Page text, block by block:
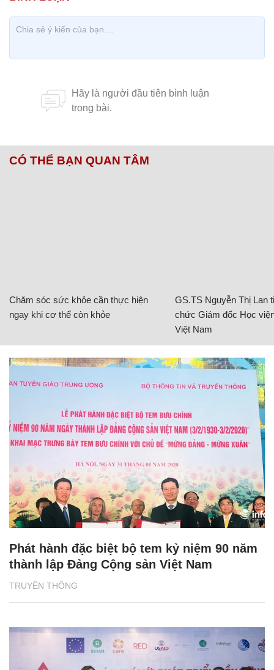
CÓ THỂ BẠN QUAN TÂM
Chăm sóc sức khỏe cần thực hiện
ngay khi cơ thể còn khỏe
GS.TS Nguyễn Thị Lan
chức Giám đốc Học
Việt Nam
TRUYỀN THÔNG
Phát hành đặc biệt bộ tem kỷ niệm 90 năm
thành lập Đảng Cộng sản Việt Nam